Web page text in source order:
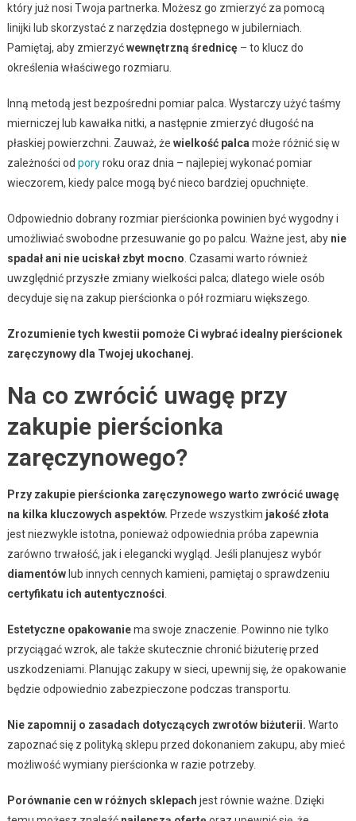
który już nosi Twoja partnerka. Możesz go zmierzyć za pomocą
linijki lub skorzystać z narzędzia dostępnego w jubilerniach.
Pamiętaj, aby zmierzyćwewnętrzną średnicę– to klucz do
określenia właściwego rozmiaru.
Inną metodą jest bezpośredni pomiar palca. Wystarczy użyć taśmy
mierniczej lub kawałka nitki, a następnie zmierzyć długość na
płaskiej powierzchni. Zauważ, że wielkość palca może różnić się w
zależności od poryroku oraz dnia – najlepiej wykonać pomiar
wieczorem, kiedy palce mogą być nieco bardziej opuchnięte.
Odpowiednio dobrany rozmiar pierścionka powinien być wygodny i
umożliwiać swobodne przesuwanie go po palcu. Ważne jest, aby nie
spadał ani nie uciskał zbyt mocno . Czasami warto również
uwzględnić przyszłe zmiany wielkości palca; dlatego wiele osób
decyduje się na zakup pierścionka o pół rozmiaru większego.
Zrozumienie tych kwestii pomoże Ci wybrać idealny pierścionek
zaręczynowy dla Twojej ukochanej.
Na co zwrócić uwagę przy
zakupie pierścionka
zaręczynowego?
Przy zakupie pierścionka zaręczynowego warto zwrócić uwagę
na kilka kluczowych aspektów. Przede wszystkim jakość złota
jest niezwykle istotna, ponieważ odpowiednia próba zapewnia
zarówno trwałość, jak i elegancki wygląd. Jeśli planujesz wybór
diamentówlub innych cennych kamieni, pamiętaj o sprawdzeniu
certyfikatu ich autentyczności
Estetyczne opakowaniema swoje znaczenie. Powinno nie tylko
przyciągać wzrok, ale także skutecznie chronić biżuterię przed
uszkodzeniami. Planując zakupy w sieci, upewnij się, że opakowanie
będzie odpowiednio zabezpieczone podczas transportu.
Nie zapomnij o zasadach dotyczących zwrotów biżuterii. Warto
zapoznać się z polityką sklepu przed dokonaniem zakupu, aby mieć
możliwość wymiany pierścionka w razie potrzeby.
Porównanie cen w różnych sklepach jest równie ważne. Dzięki